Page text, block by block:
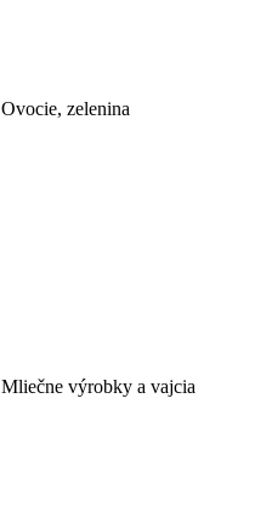
Ovocie, zelenina
Mliečne výrobky a vajcia